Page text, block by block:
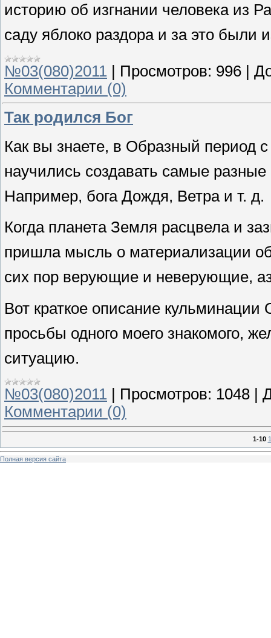
историю об изгнании человека из
саду яблоко раздора и за это были
№03(080)2011 | Просмотров: 996 |
Комментарии (0)
Так родился Бог
Как вы знаете, в Образный период
научились создавать самые
Например, бога Дождя, Ветра и т. д.
Когда планета Земля расцвела и
пришла мысль о материализации
сих пор верующие и неверующие,
Вот краткое описание кульминации
просьбы одного моего знакомого,
ситуацию.
№03(080)2011 Просмотров: 1048
Комментарии (0)
1-10
Полная версия сайта